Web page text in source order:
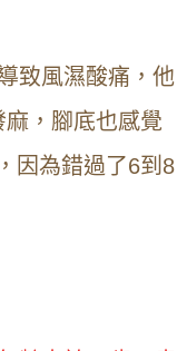
致風濕酸痛，他
，腳底也感覺
因為錯過了6到8